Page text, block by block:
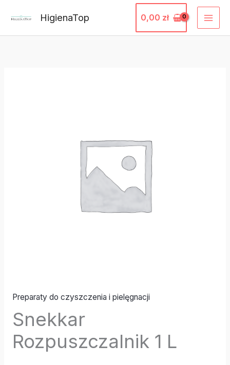
treści
HigienaTop 0,00 zł
Preparaty do czyszczenia i pielęgnacji
Snekkar
Rozpuszczalnik 1 L